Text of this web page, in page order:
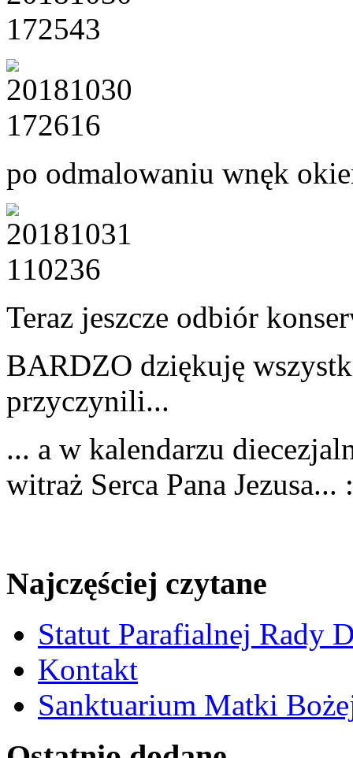
po odmalowaniu wnęk
Teraz jeszcze odbiór
BARDZO dziękuję
przyczynili...
... a w kalendarzu
witraż Serca Pana Jezusa...
Najczęściej czytane
Statut Parafialnej Rady
Kontakt
Sanktuarium Matki